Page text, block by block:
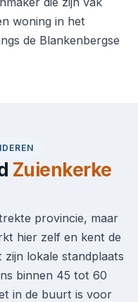
woning in het
de Blankenbergse
Zuienkerke
provincie, maar
hier zelf en kent de
zijn lokale standplaats
binnen 45 tot 60
in de buurt is voor